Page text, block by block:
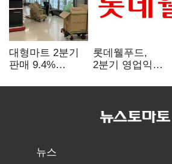
대형마트 2분기
판매 9.4%
사태 여파
롯데웰푸드,
2분기 영업익
사업이 실적 견인
뉴스